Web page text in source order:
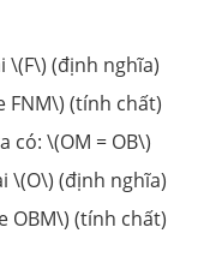
\(F\) (định nghĩa)
FNM\) (tính chất)
\(OM = OB\)
\(O\) (định nghĩa)
OBM\) (tính chất)